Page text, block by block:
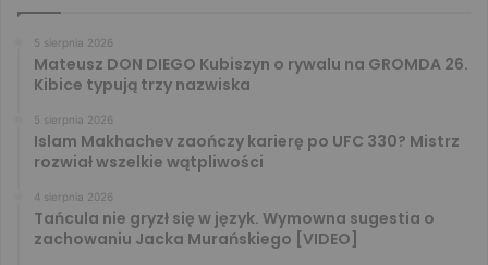
5 sierpnia 2026
Mateusz DON DIEGO Kubiszyn o rywalu na GROMDA 26.
Kibice typują trzy nazwiska
5 sierpnia 2026
Islam Makhachev zaończy karierę po UFC 330? Mistrz
rozwiał wszelkie wątpliwości
4 sierpnia 2026
Tańcula nie gryzł się w język. Wymowna sugestia o
zachowaniu Jacka Murańskiego [VIDEO]